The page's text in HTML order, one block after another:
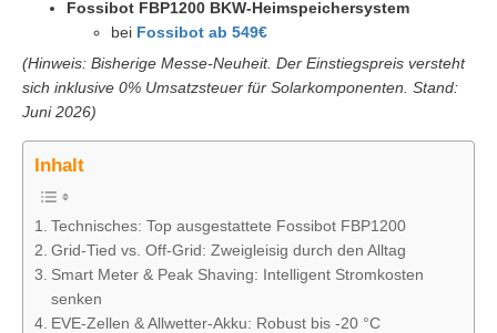
Fossibot FBP1200 BKW-Heimspeichersystem
bei Fossibot ab 549€
(Hinweis: Bisherige Messe-Neuheit. Der Einstiegspreis versteht
sich inklusive 0% Umsatzsteuer für Solarkomponenten. Stand:
Juni 2026)
Inhalt
Technisches: Top ausgestattete Fossibot FBP1200
Grid-Tied vs. Off-Grid: Zweigleisig durch den Alltag
Smart Meter & Peak Shaving: Intelligent Stromkosten
senken
EVE-Zellen & Allwetter-Akku: Robust bis -20 °C